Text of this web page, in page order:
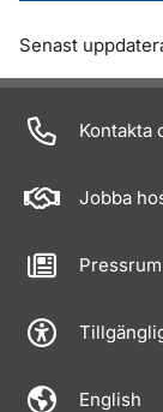
Om sidan
Senast
Kontakta
Jobba
Pressrum
English